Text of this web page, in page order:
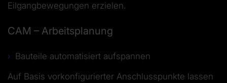
Eilgangbewegungen erzielen.
CAM – Arbeitsplanung
Bauteile automatisiert aufspannen
Auf Basis vorkonfigurierter Anschlusspunkte lassen